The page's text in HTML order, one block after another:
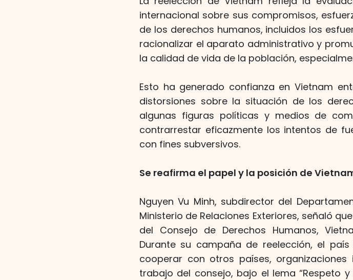
internacional sobre sus compromisos,
de los derechos humanos, incluidos los
racionalizar el aparato administrativo y
la calidad de vida de la población,
Esto ha generado confianza en Vietnam
distorsiones sobre la situación de los
algunas figuras políticas y medios de
contrarrestar eficazmente los intentos de
con fines subversivos.
Se reafirma el papel y la posición de
Nguyen Vu Minh, subdirector del
Ministerio de Relaciones Exteriores, señaló
del Consejo de Derechos Humanos,
Durante su campaña de reelección, el
cooperar con otros países,
trabajo del consejo, bajo el lema “Respeto